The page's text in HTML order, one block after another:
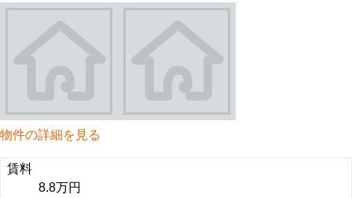
物件の詳細を見る
賃料
8.8万円